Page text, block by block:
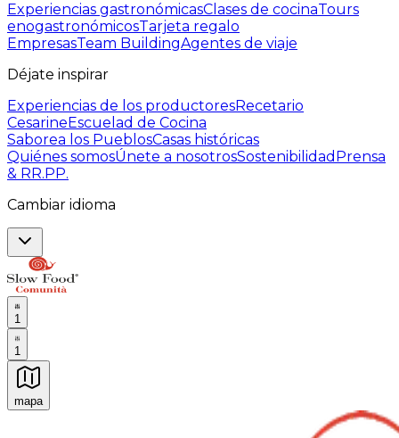
Experiencias gastronómicasClases de cocinaTours
enogastronómicosTarjeta regalo
EmpresasTeam BuildingAgentes de viaje
Déjate inspirar
Experiencias de los productoresRecetario
CesarineEscuelad de Cocina
Saborea los PueblosCasas históricas
Quiénes somosÚnete a nosotrosSostenibilidad Prensa
& RR.PP.
Cambiar idioma
1
1
mapa
Experiencias culinarias inolvidables: Experiencias